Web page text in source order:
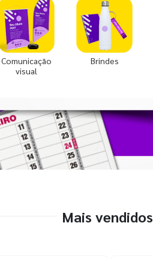
Comunicação
visual
Brindes
Mais vendidos